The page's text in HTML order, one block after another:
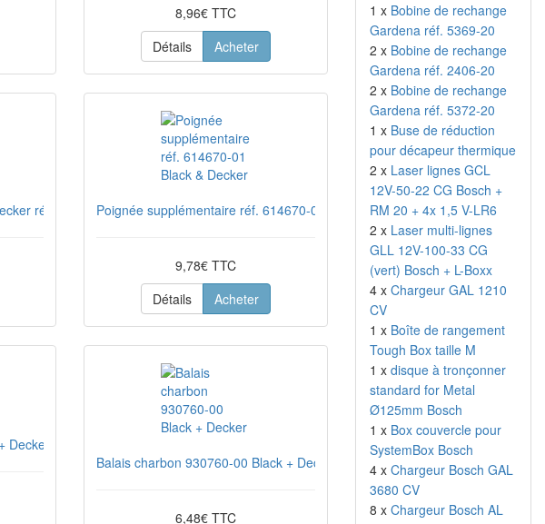
8,96€ TTC
Détails
Acheter
réf. 90583530Poignée supplémentaire réf. 614670-01 Black & Decker
9,78€ TTC
Détails
Acheter
Decker
Balais charbon 930760-00 Black + Decker
6,48€ TTC
1 x Bobine de rechange
Gardena réf. 5369-20
2 x Bobine de rechange
Gardena réf. 2406-20
2 x Bobine de rechange
Gardena réf. 5372-20
1 x Buse de réduction
pour décapeur thermique
2 x Laser lignes GCL
12V-50-22 CG Bosch +
RM 20 + 4x 1,5 V-LR6
2 x Laser multi-lignes
GLL 12V-100-33 CG
(vert) Bosch + L-Boxx
4 x Chargeur GAL 1210
CV
1 x Boîte de rangement
Tough Box taille M
1 x disque à tronçonner
standard for Metal
Ø125mm Bosch
1 x Box couvercle pour
SystemBox Bosch
4 x Chargeur Bosch GAL
3680 CV
8 x Chargeur Bosch AL